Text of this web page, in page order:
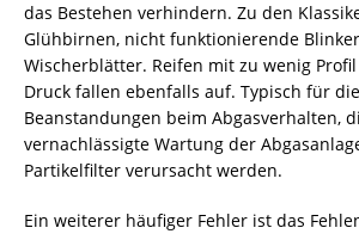
das Bestehen verhindern. Zu den
Glühbirnen, nicht funktionierende
Wischerblätter. Reifen mit zu wenig
Druck fallen ebenfalls auf. Typisch für
Beanstandungen beim Abgasverhalten,
vernachlässigte Wartung der
Partikelfilter verursacht werden.
Ein weiterer häufiger Fehler ist das